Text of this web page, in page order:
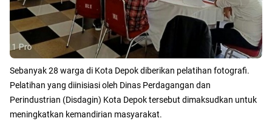
Sebanyak 28 warga di Kota Depok diberikan pelatihan fotografi.
Pelatihan yang diinisiasi oleh Dinas Perdagangan dan
Perindustrian (Disdagin) Kota Depok tersebut dimaksudkan untuk
meningkatkan kemandirian masyarakat.